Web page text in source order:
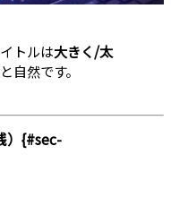
トルは大きく/太
自然です。
）{#sec-